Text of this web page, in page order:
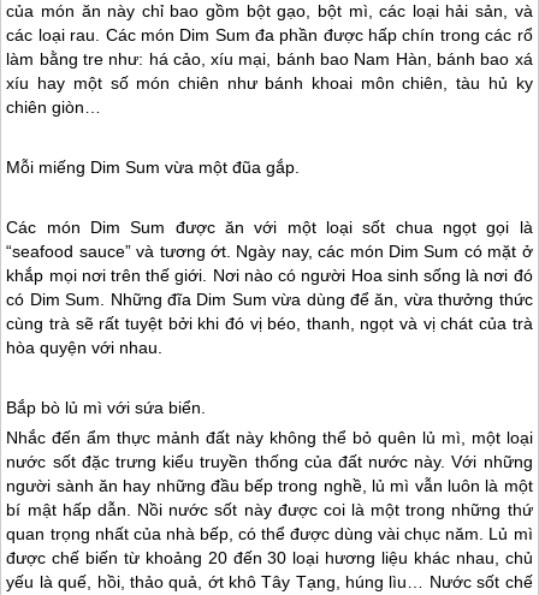
của món ăn này chỉ bao gồm bột gạo, bột mì, các loại hải sản, và
các loại rau. Các món Dim Sum đa phần được hấp chín trong các rổ
làm bằng tre như: há cảo, xíu mại, bánh bao Nam Hàn, bánh bao xá
xíu hay một số món chiên như bánh khoai môn chiên, tàu hủ ky
chiên giòn…
Mỗi miếng Dim Sum vừa một đũa gắp.
Các món Dim Sum được ăn với một loại sốt chua ngọt gọi là
“seafood sauce” và tương ớt. Ngày nay, các món Dim Sum có mặt ở
khắp mọi nơi trên thế giới. Nơi nào có người Hoa sinh sống là nơi đó
có Dim Sum. Những đĩa Dim Sum vừa dùng để ăn, vừa thưởng thức
cùng trà sẽ rất tuyệt bởi khi đó vị béo, thanh, ngọt và vị chát của trà
hòa quyện với nhau.
Bắp bò lủ mì với sứa biển.
Nhắc đến ẩm thực mảnh đất này không thể bỏ quên lủ mì, một loại
nước sốt đặc trưng kiểu truyền thống của đất nước này. Với những
người sành ăn hay những đầu bếp trong nghề, lủ mì vẫn luôn là một
bí mật hấp dẫn. Nồi nước sốt này được coi là một trong những thứ
quan trọng nhất của nhà bếp, có thể được dùng vài chục năm. Lủ mì
được chế biến từ khoảng 20 đến 30 loại hương liệu khác nhau, chủ
yếu là quế, hồi, thảo quả, ớt khôTây Tạng, húng lìu… Nước sốt chế